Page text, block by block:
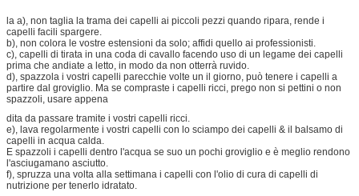
la a), non taglia la trama dei capelli ai piccoli pezzi quando ripara, rende i
capelli facili spargere.
b), non colora le vostre estensioni da solo; affidi quello ai professionisti.
c), capelli di tirata in una coda di cavallo facendo uso di un legame dei capelli
prima che andiate a letto, in modo da non otterrà ruvido.
d), spazzola i vostri capelli parecchie volte un il giorno, può tenere i capelli a
partire dal groviglio. Ma se compraste i capelli ricci, prego non si pettini o non
spazzoli, usare appena
dita da passare tramite i vostri capelli ricci.
e), lava regolarmente i vostri capelli con lo sciampo dei capelli & il balsamo di
capelli in acqua calda.
E spazzoli i capelli dentro l'acqua se suo un pochi groviglio e è meglio rendono
l'asciugamano asciutto.
f), spruzza una volta alla settimana i capelli con l'olio di cura di capelli di
nutrizione per tenerlo idratato.